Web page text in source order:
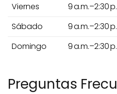
Viernes
9 a.m.–2:30
Sábado
9 a.m.–2:30
Domingo
9 a.m.–2:30
Preguntas